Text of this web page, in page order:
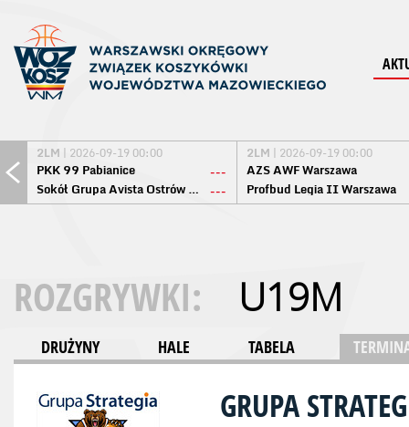
2LM | 2026-09-19 00:00
PKK 99 Pabianice
---
Sokół Grupa Avista Ostrów Maz. ---
2LM | 2026-09-19 00:00
AZS AWF Warszawa
Profbud Legia II Warszawa
ROZGRYWKI: U19M
DRUŻYNY HALE TABELA
GRUPA